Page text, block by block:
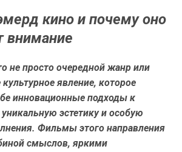
кино и почему оно
внимание
не просто очередной жанр или
культурное явление, которое
инновационные подходы к
эстетику и особую
Фильмы этого направления
смыслов, яркими